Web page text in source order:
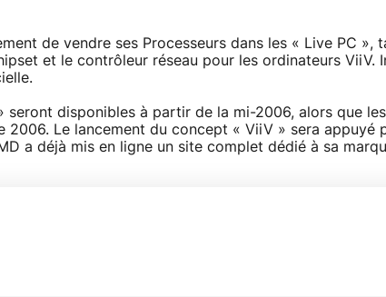
de vendre ses Processeurs dans les « Live PC »,
et le contrôleur réseau pour les ordinateurs ViiV.
seront disponibles à partir de la mi-2006, alors que
2006. Le lancement du concept « ViiV » sera appuyé
a déjà mis en ligne un site complet dédié à sa